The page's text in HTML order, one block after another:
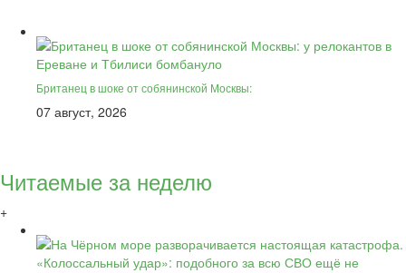
Британец в шоке от собянинской Москвы:
07 август, 2026
Читаемые за неделю
+